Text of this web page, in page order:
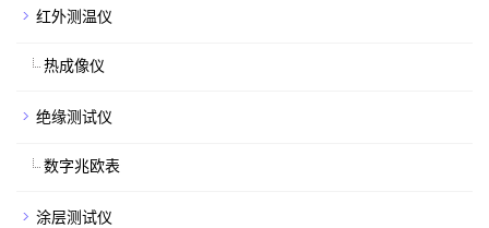
红外测温仪
热成像仪
绝缘测试仪
数字兆欧表
涂层测试仪